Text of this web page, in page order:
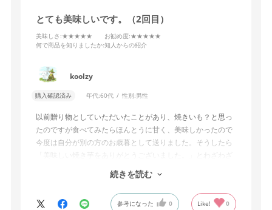
とても美味しいです。（2回目）
美味しさ :★★★★★ お勧め度:★★★★★
何で商品を知りましたか:知人からの紹介
koolzy
購入確認済み 年代:60代 性別:男性
以前贈り物としていただいたことがあり、焼きいも？と思っ
たのですが食べてみたらほんとうに甘く、美味しかったので
今度は自分が別の方のお歳暮として送りました。そうしたら
「美味しい焼き芋をありがとうございました。」とわざわざ
お礼の電話をいただきました。ちょっと意外な贈り物として
続きを読む
参考になった 0 Like! 0